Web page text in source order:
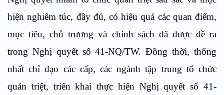
hiện nghiêm túc, đầy đủ, có hiệu quả các quan điểm,
mục tiêu, chủ trương và chính sách đã được đề ra
trong Nghị quyết số 41-NQ/TW. Đồng thời, thống
nhất chỉ đạo các cấp, các ngành tập trung tổ chức
quán triệt, triển khai thực hiện Nghị quyết số 41-